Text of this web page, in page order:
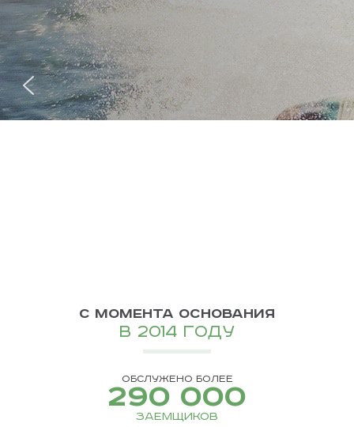
УСПЕШНЫЙ ЗАПУСК НОВЫХ ПРОДУКТОВ
ЖИВИ НА
С МОМЕНТА ОСНОВАНИЯ
в 2014 году
ОБСЛУЖЕНО БОЛЕЕ
290 000
заемщиков